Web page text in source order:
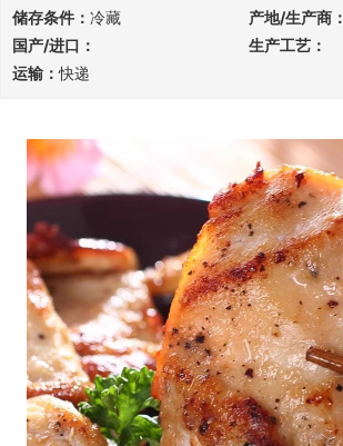
储存条件： 冷藏 产地/生产商：
国产/进口：
生产工艺：
运输：快递